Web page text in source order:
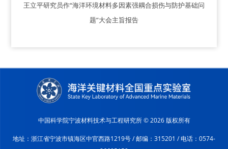
王立平研究员作“海洋环境材料多因素强耦合损伤与防护基础问
题”大会主旨报告
中国科学院宁波材料技术与工程研究所 ©2026 版权所有
地址：浙江省宁波市镇海区中官西路1219号 / 邮编：315201 / 电话：0574-